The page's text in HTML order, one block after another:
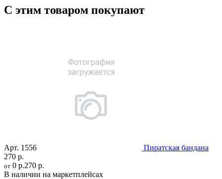
С этим товаром покупают
Арт. 1556
Пиратская бандана
270 р.
от 0 р.270 р.
В наличии на маркетплейсах